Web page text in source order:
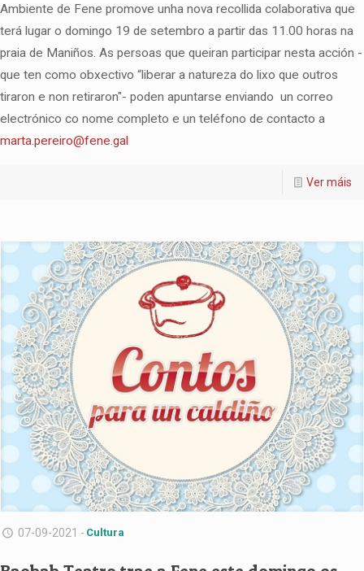
Ambiente de Fene promove unha nova recollida colaborativa que
terá lugar o domingo 19 de setembro a partir das 11.00 horas na
praia de Maniños. As persoas que queiran participar nesta acción -
que ten como obxectivo “liberar a natureza do lixo que outros
tiraron e non retiraron"- poden apuntarse enviando un correo
electrónico co nome completo e un teléfono de contacto a
marta.pereiro@fene.gal
Ver máis
07-09-2021 - Cultura